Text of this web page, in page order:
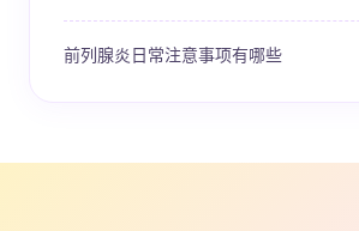
前列腺炎日常注意事项有哪些